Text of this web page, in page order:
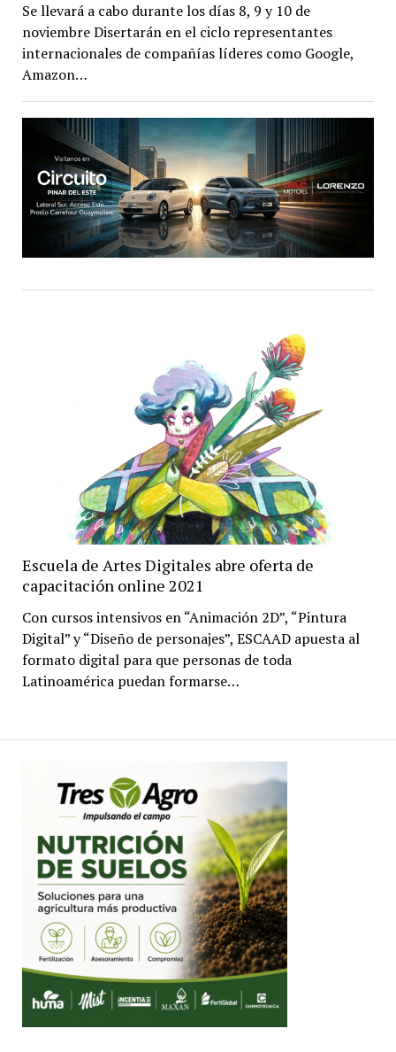
Se llevará a cabo durante los días 8, 9 y 10 de
noviembre Disertarán en el ciclo representantes
internacionales de compañías líderes como Google,
Amazon…
Escuela de Artes Digitales abre oferta de
capacitación online 2021
Con cursos intensivos en “Animación 2D”, “Pintura
Digital” y “Diseño de personajes”, ESCAAD apuesta al
formato digital para que personas de toda
Latinoamérica puedan formarse…